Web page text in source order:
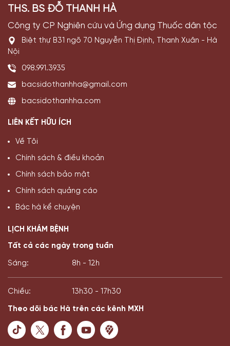
THS. BS ĐỖ THANH HÀ
Công ty CP Nghiên cứu và Ứng dụng Thuốc dân tộc
Biệt thự B31 ngõ 70 Nguyễn Thị Định, Thanh Xuân - Hà
Nội
098.991.3935
bacsidothanhha@gmail.com
bacsidothanhha.com
LIÊN KẾT HỮU ÍCH
Về Tôi
Chính sách & điều khoản
Chính sách bảo mật
Chính sách quảng cáo
Bác hà kể chuyện
LỊCH KHÁM BỆNH
Tất cả các ngày trong tuần
Sáng: 8h - 12h
Chiều: 13h30 - 17h30
Theo dõi bác Hà trên các kênh MXH